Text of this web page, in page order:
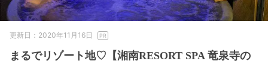
更新日：2020年11月16日
まるでリゾート地♡【湘南RESORT SPA 竜泉寺の